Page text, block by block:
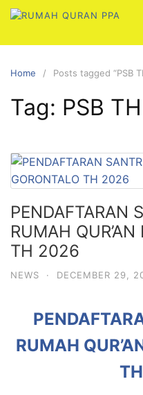
Skip
content
Home Posts tagged “PSB
Tag: PSB
PENDAFTARAN
RUMAH
TH 2026
NEWS · DECEMBER 29,
RUMAH